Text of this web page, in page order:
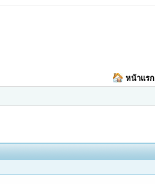
หน้าแรก